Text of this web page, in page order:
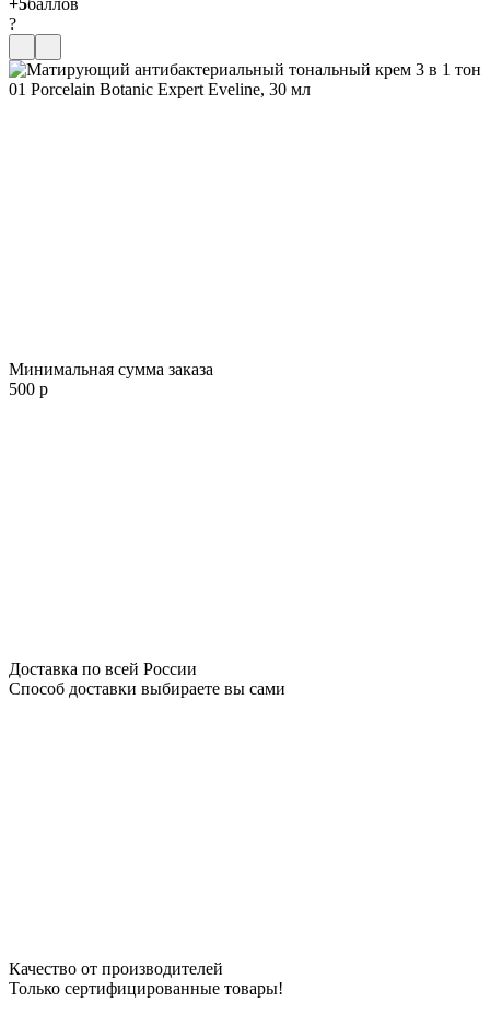
+5баллов
?
Минимальная сумма заказа
500 р
Доставка по всей России
Способ доставки выбираете вы сами
Качество от производителей
Только сертифицированные товары!